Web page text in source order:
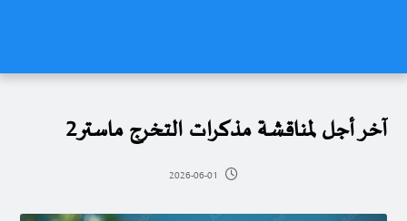
آخر أجل لمناقشة مذكرات التخرج ماستر2
2026-06-01